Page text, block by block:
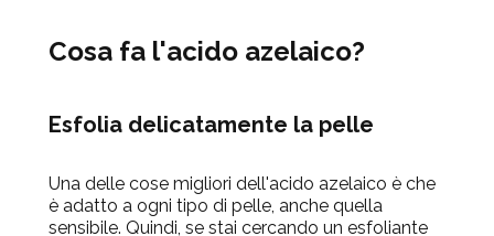
Cosa fa l'acido azelaico?
Esfolia delicatamente la pelle
Una delle cose migliori dell'acido azelaico è che
è adatto a ogni tipo di pelle, anche quella
sensibile. Quindi, se stai cercando un esfoliante